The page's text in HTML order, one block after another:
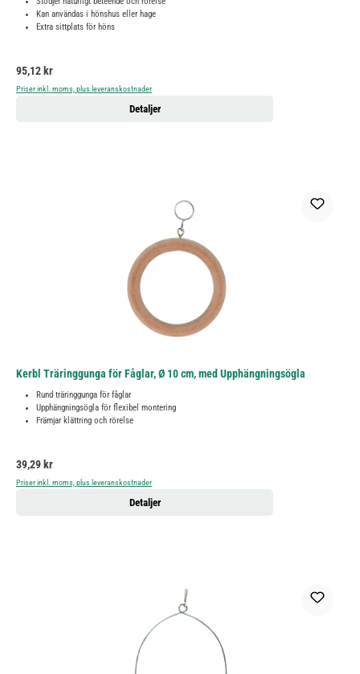
Kan användas i hönshus eller hage
Extra sittplats för höns
Ordinarie pris:
95,12 kr
Priser inkl. moms, plus leveranskostnader
Detaljer
Kerbl Träringgunga för Fåglar, Ø 10 cm, med Upphängningsögla
Rund träringgunga för fåglar
Upphängningsögla för flexibel montering
Främjar klättring och rörelse
Ordinarie pris:
39,29 kr
Priser inkl. moms, plus leveranskostnader
Detaljer